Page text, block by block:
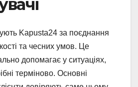
Kapusta24 за поєднання
та чесних умов. Це
допомагає у ситуаціях,
терміново. Основні